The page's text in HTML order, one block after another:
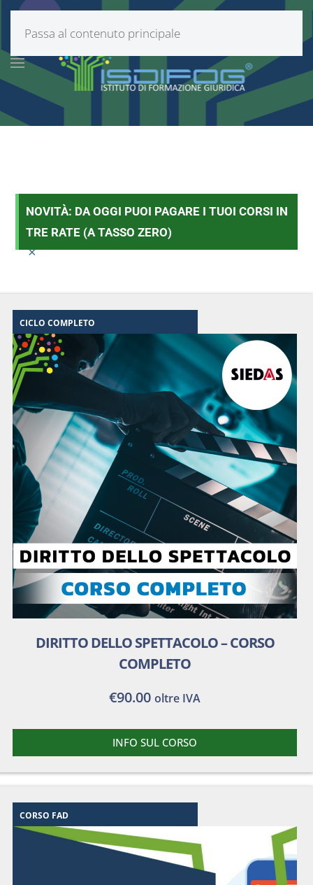
Passa al contenuto principale
NOVITÀ: DA OGGI PUOI PAGARE I TUOI CORSI IN
TRE RATE (A TASSO ZERO)
×
CICLO COMPLETO
DIRITTO DELLO SPETTACOLO – CORSO
COMPLETO
€90.00 oltre IVA
INFO SUL CORSO
CORSO FAD